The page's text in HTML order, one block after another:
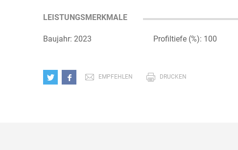
LEISTUNGSMERKMALE
Baujahr: 2023 Profiltiefe (%): 100
EMPFEHLEN DRUCKEN